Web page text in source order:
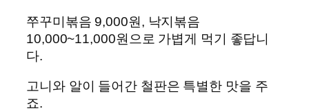
쭈꾸미볶음 9,000원, 낙지볶음
10,000~11,000원으로 가볍게 먹기 좋답니
다.
고니와 알이 들어간 철판은 특별한 맛을 주
죠.